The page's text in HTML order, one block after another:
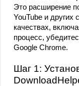
Это расширение
YouTube и других
качествах,
процесс,
Google Chrome.
Шаг 1: